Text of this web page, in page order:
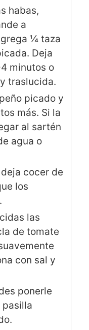
habas,
a
¼ taza
Deja
minutos o
traslucida.
picado y
más. Si la
al sartén
agua o
cocer de
los
las
de tomate
con sal y
ponerle